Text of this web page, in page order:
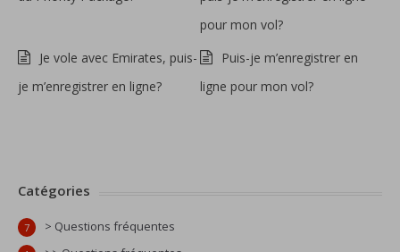
pour mon vol?
Je vole avec Emirates, puis-
je m’enregistrer en ligne?
Puis-je m’enregistrer en
ligne pour mon vol?
Catégories
> Questions fréquentes
7